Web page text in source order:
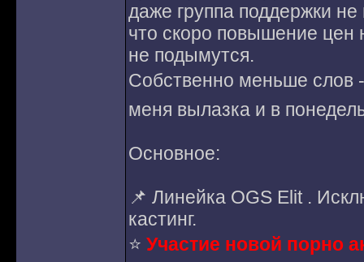
даже группа поддержки
что скоро повышение цен
не подымутся.
Собственно меньше слов
меня вылазка и в
Основное:
📌 Линейка OGS Elit .
кастинг.
⭐️ Участие новой порно